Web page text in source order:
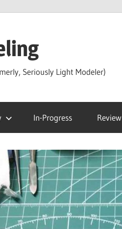
Seriously Light Modeler)
In-Progress Review